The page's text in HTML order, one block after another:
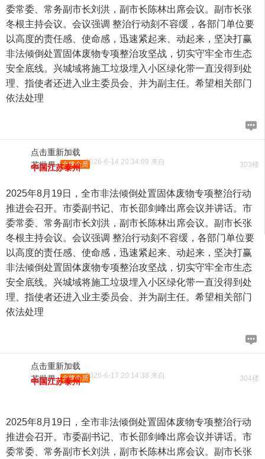
委常委、常务副市长刘洪，副市长陈林出席会议。副市长张
冬根主持会议。会议强调 整治行动刻不容缓，各部门单位要
以高度的责任感、使命感，迅速紧起来、动起来，坚决打赢
非法倾倒处置固体废物专项整治攻坚战，切实守牢全市生态
安全底线。兴城域将施工垃圾埋入小区绿化带一直没得到处
理、指使者还进入业主委员会、并为副主任。希望相关部门
依法处理
点击重新加载
303楼
花世界 金牌会员2026-6-14 20:34:09 来自
中国江苏泰州
2025年8月19日，全市非法倾倒处置固体废物专项整治行动
推进会召开。市委副书记、市长邵剑峰出席会议并讲话。市
委常委、常务副市长刘洪，副市长陈林出席会议。副市长张
冬根主持会议。会议强调 整治行动刻不容缓，各部门单位要
以高度的责任感、使命感，迅速紧起来、动起来，坚决打赢
非法倾倒处置固体废物专项整治攻坚战，切实守牢全市生态
安全底线。兴城域将施工垃圾埋入小区绿化带一直没得到处
理、指使者还进入业主委员会、并为副主任。希望相关部门
依法处理
点击重新加载
304楼
花世界 金牌会员2026-6-17 20:14:38 来自
中国江苏泰州
2025年8月19日，全市非法倾倒处置固体废物专项整治行动
推进会召开。市委副书记、市长邵剑峰出席会议并讲话。市
委常委、常务副市长刘洪，副市长陈林出席会议。副市长张